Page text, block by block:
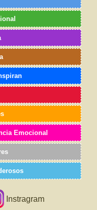
Emocional
Instragram